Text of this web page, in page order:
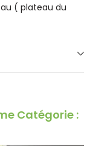
( plateau du
Catégorie :